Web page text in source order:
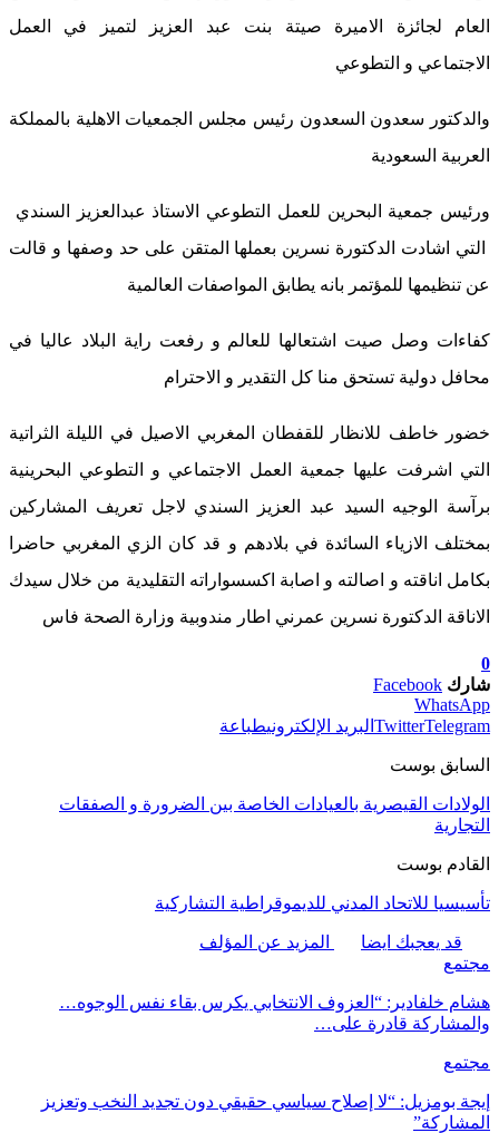
العام لجائزة الاميرة صيتة بنت عبد العزيز لتميز في العمل
الاجتماعي و التطوعي
والدكتور سعدون السعدون رئيس مجلس الجمعيات الاهلية بالمملكة
العربية السعودية
ورئيس جمعية البحرين للعمل التطوعي الاستاذ عبدالعزيز السندي
التي اشادت الدكتورة نسرين بعملها المتقن على حد وصفها و قالت
عن تنظيمها للمؤتمر بانه يطابق المواصفات العالمية
كفاءات وصل صيت اشتعالها للعالم و رفعت راية البلاد عاليا في
محافل دولية تستحق منا كل التقدير و الاحترام
خضور خاطف للانظار للقفطان المغربي الاصيل في الليلة الثراتية
التي اشرفت عليها جمعية العمل الاجتماعي و التطوعي البحرينية
برآسة الوجيه السيد عبد العزيز السندي لاجل تعريف المشاركين
بمختلف الازياء السائدة في بلادهم و قد كان الزي المغربي حاضرا
بكامل اناقته و اصالته و اصابة اكسسواراته التقليدية من خلال سيدك
الاناقة الدكتورة نسرين عمرني اطار مندوبية وزارة الصحة فاس
0
شارك Facebook
WhatsApp
TwitterTelegram البريد الإلكترونيطباعة
السابق بوست
الولادات القيصرية بالعيادات الخاصة بين الضرورة و الصفقات
التجارية
القادم بوست
تأسيسيا للاتحاد المدني للديموقراطية التشاركية
قد يعجبك ايضا
المزيد عن المؤلف
مجتمع
هشام خلفادير: “العزوف الانتخابي يكرس بقاء نفس الوجوه…
والمشاركة قادرة على…
مجتمع
إيجة بومزيل: “لا إصلاح سياسي حقيقي دون تجديد النخب وتعزيز
المشاركة”